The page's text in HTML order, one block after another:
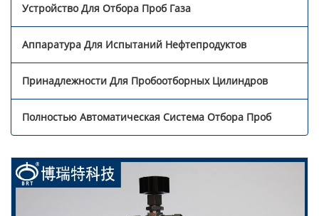
Устройство Для Отбора Проб Газа
Аппаратура Для Испытаний Нефтепродуктов
Принадлежности Для Пробоотборных Цилиндров
Полностью Автоматическая Система Отбора Проб